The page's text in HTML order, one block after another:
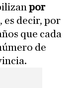
por
, es decir, por
que cada
de